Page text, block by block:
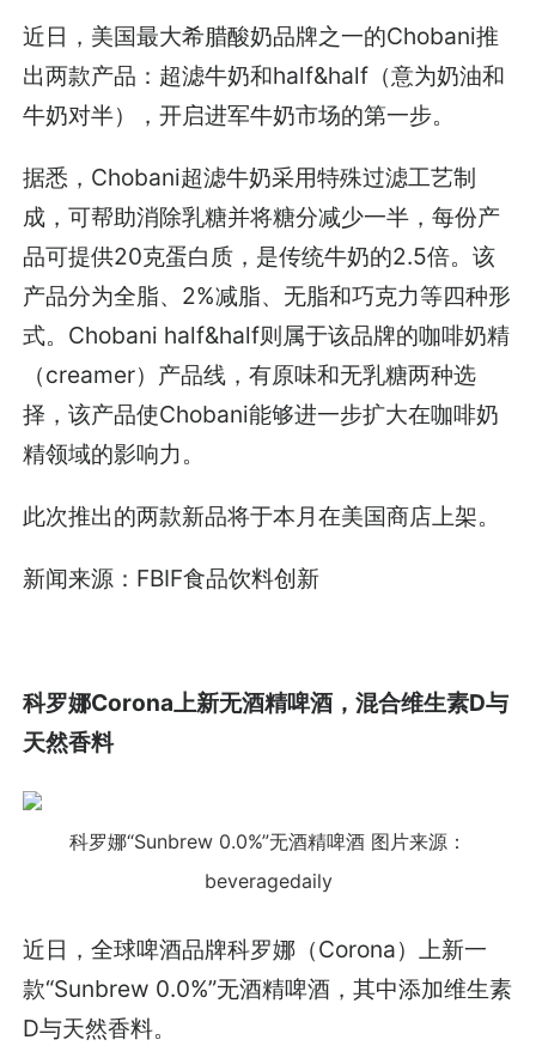
近日，美国最大希腊酸奶品牌之一的Chobani推
出两款产品：超滤牛奶和half&half（意为奶油和
牛奶对半），开启进军牛奶市场的第一步。
据悉，Chobani超滤牛奶采用特殊过滤工艺制
成，可帮助消除乳糖并将糖分减少一半，每份产
品可提供20克蛋白质，是传统牛奶的2.5倍。该
产品分为全脂、2%减脂、无脂和巧克力等四种形
式。Chobani half&half则属于该品牌的咖啡奶精
（creamer）产品线，有原味和无乳糖两种选
择，该产品使Chobani能够进一步扩大在咖啡奶
精领域的影响力。
此次推出的两款新品将于本月在美国商店上架。
新闻来源：FBIF食品饮料创新
科罗娜Corona上新无酒精啤酒，混合维生素D与
天然香料
科罗娜“Sunbrew 0.0%”无酒精啤酒 图片来源：
beveragedaily
近日，全球啤酒品牌科罗娜（Corona）上新一
款“Sunbrew 0.0%”无酒精啤酒，其中添加维生素
D与天然香料。